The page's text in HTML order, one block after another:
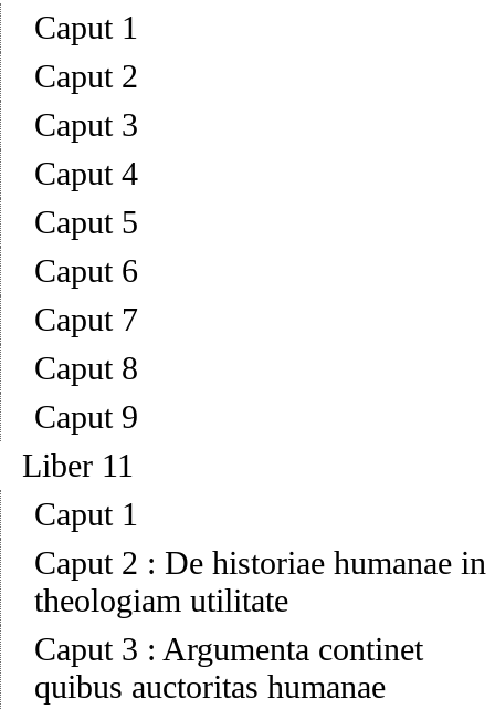
Caput 1
Caput 2
Caput 3
Caput 4
Caput 5
Caput 6
Caput 7
Caput 8
Caput 9
Liber 11
Caput 1
Caput 2 : De historiae humanae in
theologiam utilitate
Caput 3 : Argumenta continet
quibus auctoritas humanae